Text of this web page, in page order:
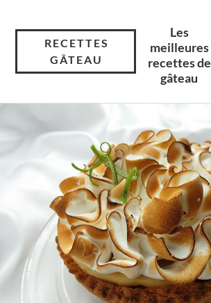
RECETTES
GÂTEAU
Les
meilleures
recettes de
gâteau